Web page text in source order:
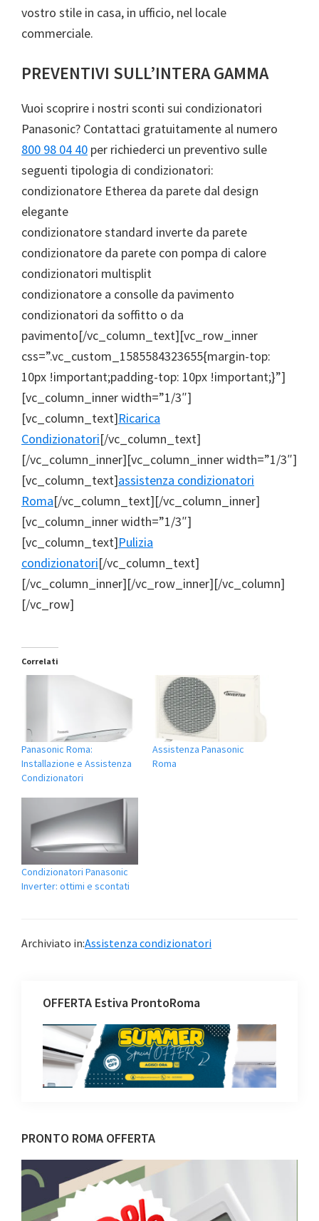
vostro stile in casa, in ufficio, nel locale
commerciale.
PREVENTIVI SULL’INTERA GAMMA
Vuoi scoprire i nostri sconti sui condizionatori
Panasonic? Contattaci gratuitamente al numero
800 98 04 40 per richiederci un preventivo sulle
seguenti tipologia di condizionatori:
condizionatore Etherea da parete dal design
elegante
condizionatore standard inverte da parete
condizionatore da parete con pompa di calore
condizionatori multisplit
condizionatore a consolle da pavimento
condizionatori da soffitto o da
pavimento[/vc_column_text][vc_row_inner
css=”.vc_custom_1585584323655{margin-top:
10px !important;padding-top: 10px !important;}”]
[vc_column_inner width=”1/3″]
[vc_column_text]Ricarica
Condizionatori[/vc_column_text]
[/vc_column_inner][vc_column_inner width=”1/3″]
[vc_column_text]assistenza condizionatori
Roma[/vc_column_text][/vc_column_inner]
[vc_column_inner width=”1/3″]
[vc_column_text]Pulizia
condizionatori[/vc_column_text]
[/vc_column_inner][/vc_row_inner][/vc_column]
[/vc_row]
Correlati
Panasonic Roma:
Installazione e Assistenza
Condizionatori
Assistenza Panasonic
Roma
Condizionatori Panasonic
Inverter: ottimi e scontati
Archiviato in:Assistenza condizionatori
OFFERTA Estiva ProntoRoma
Barra
laterale
primaria
PRONTO ROMA OFFERTA